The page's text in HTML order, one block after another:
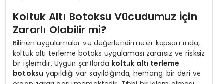
Koltuk Altı Botoksu Vücudumuz İçin
Zararlı Olabilir mi?
Bilinen uygulamalar ve değerlendirmeler kapsamında,
koltuk altı terleme botoks uygulaması zararsız ve risksiz
bir işlemdir. Uygun şartlarda koltuk altı terleme
botoksu yapıldığı var sayıldığında, herhangi bir deri ve